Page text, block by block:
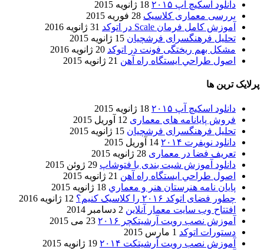
دانلود اسکیچ آپ ۲۰۱۵
18 ژانویه 2015
بررسی معماری کلاسیک 28 فوریه 2015
آموزش کامل فرمان Scale در اتوکد
31 ژانویه 2016
تحلیل فرهنگسرای فرشچیان 15 ژانویه 2015
مشکل بهم ریختگی فونت در اتوکد 20 ژانویه 2016
اصول طراحي ایستگاه راه آهن 21 ژانویه 2015
پرلایک ترین ها
دانلود اسکیچ آپ ۲۰۱۵
18 ژانویه 2015
فروش پایانامه های معماری 12 آوریل 2015
تحلیل فرهنگسرای فرشچیان 15 ژانویه 2015
دانلود نویفرت ۲۰۱۴
14 آوریل 2015
تعریف فضا در معماری 28 ژانویه 2015
دانلود آموزش شیت بندی با فتوشاپ 29 ژوئن 2015
اصول طراحي ایستگاه راه آهن 21 ژانویه 2015
پایان نامه هنرستان هنر و معماري 18 ژانویه 2015
چطور فضای اتوکد ۲۰۱۶ را کلاسیک کنیم؟
12 ژانویه 2016
افتتاح وب سایت معمار آنلاین 2 دسامبر 2014
آموزش نصب رویت آرشیتکچر ۲۰۱۶
23 می 2015
دستورات اتوکد 1 مارس 2015
آموزش نصب رویت آرشیتکت ۲۰۱۴
19 ژانویه 2015